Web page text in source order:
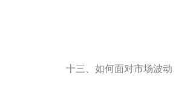
十三、如何面对市场波动